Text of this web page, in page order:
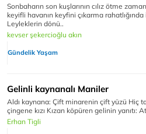
Sonbaharın son kuşlarının cılız ötme
keyifli havanın keyfini çıkarma
Leyleklerin dönü..
kevser şekercioğlu akın
Gündelik Yaşam
Gelinli kaynanalı Maniler
Aldı kaynana: Çift minarenin çift yüzü Hiç
çingene kızı Kızan köpüren gelinin yanıtı:
Erhan Tigli